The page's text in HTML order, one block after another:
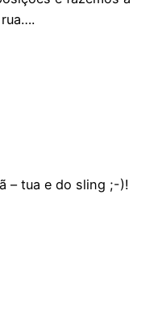
– tua e do sling ;-)!